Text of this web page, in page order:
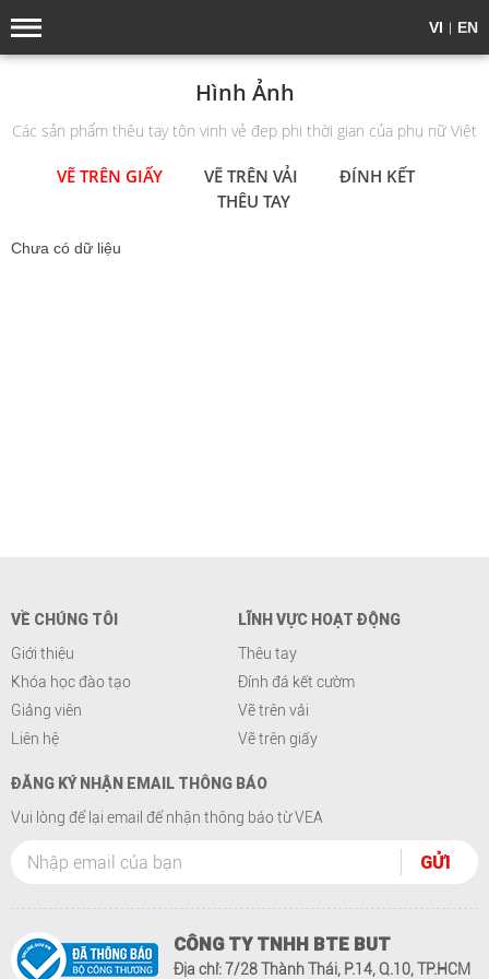
VI EN
Hình Ảnh
Các sản phẩm thêu tay tôn vinh vẻ đẹp phi thời gian của phụ nữ Việt
VẼ TRÊN GIẤY VẼ TRÊN VẢI
ĐÍNH KẾT
THÊU TAY
Chưa có dữ liệu
VỀ CHÚNG TÔI
Giới thiệu
Khóa học đào tạo
Giảng viên
Liên hệ
LĨNH VỰC HOẠT ĐỘNG
Thêu tay
Đính đá kết cườm
Vẽ trên vải
Vẽ trên giấy
ĐĂNG KÝ NHẬN EMAIL THÔNG BÁO
Vui lòng để lại email để nhận thông báo từ VEA
CÔNG TY TNHH BTE BUT
Địa chỉ: 7/28 Thành Thái, P.14, Q.10, TP.HCM